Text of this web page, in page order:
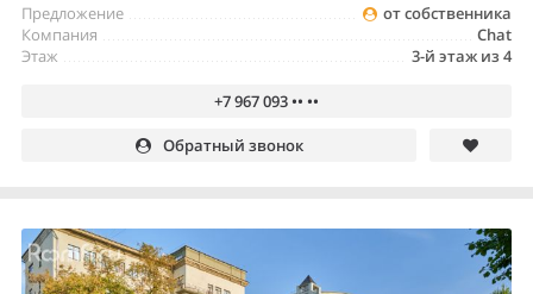
от собственника
Предложение
Chat
Компания
3-й этаж из 4
Этаж
+7 967 093 •• ••
Обратный звонок